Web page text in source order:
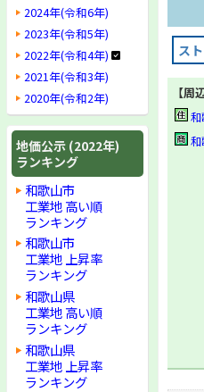
ス
【周
和
和
2024年(令和6年)
2023年(令和5年)
2022年(令和4年)
2021年(令和3年)
2020年(令和2年)
地価公示 (2022年)
ランキング
和歌山市
工業地 高い順
ランキング
和歌山市
工業地 上昇率
ランキング
和歌山県
工業地 高い順
ランキング
和歌山県
工業地 上昇率
ランキング